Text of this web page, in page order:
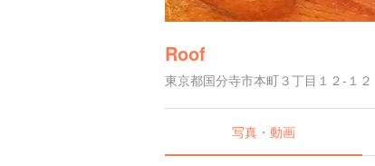
Roof
東京都国分寺市本町３丁目１２-１２
写真・動画